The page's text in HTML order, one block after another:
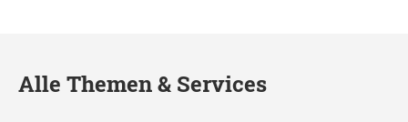
Alle Themen & Services